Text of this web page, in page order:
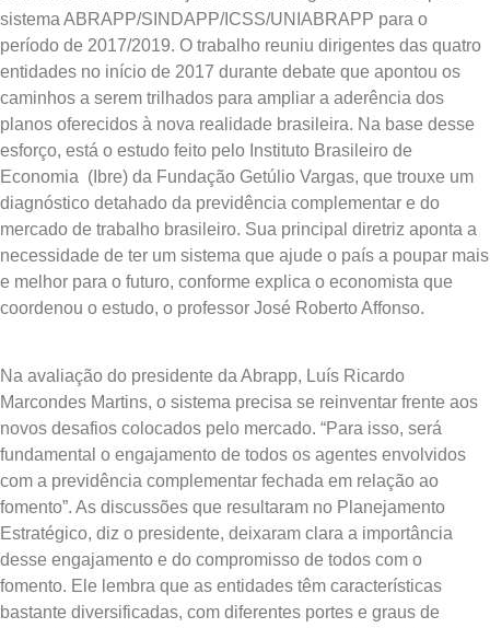
sistema ABRAPP/SINDAPP/ICSS/UNIABRAPP para o
período de 2017/2019. O trabalho reuniu dirigentes das quatro
entidades no início de 2017 durante debate que apontou os
caminhos a serem trilhados para ampliar a aderência dos
planos oferecidos à nova realidade brasileira. Na base desse
esforço, está o estudo feito pelo Instituto Brasileiro de
Economia (Ibre) da Fundação Getúlio Vargas, que trouxe um
diagnóstico detahado da previdência complementar e do
mercado de trabalho brasileiro. Sua principal diretriz aponta a
necessidade de ter um sistema que ajude o país a poupar mais
e melhor para o futuro, conforme explica o economista que
coordenou o estudo, o professor José Roberto Affonso.
Na avaliação do presidente da Abrapp, Luís Ricardo
Marcondes Martins, o sistema precisa se reinventar frente aos
novos desafios colocados pelo mercado. “Para isso, será
fundamental o engajamento de todos os agentes envolvidos
com a previdência complementar fechada em relação ao
fomento”. As discussões que resultaram no Planejamento
Estratégico, diz o presidente, deixaram clara a importância
desse engajamento e do compromisso de todos com o
fomento. Ele lembra que as entidades têm características
bastante diversificadas, com diferentes portes e graus de